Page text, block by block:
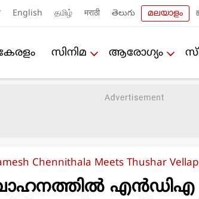
English தமிழ் मराठी తెలుగు മലയാളം
സിനിമ ആരോഗ്യം
Chennithala Meets Thushar
വാഹനത്തിൽ എൻഡിഎ